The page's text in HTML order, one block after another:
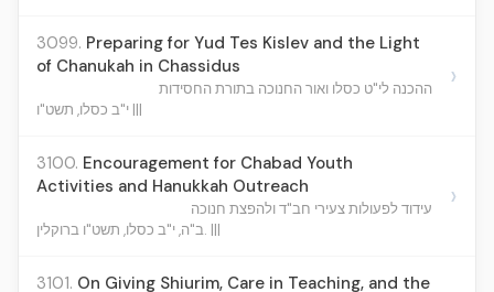
3099. Preparing for Yud Tes Kislev and the Light
of Chanukah in Chassidus
ההכנה לי"ט כסלו ואור החנוכה בתורת החסידות
י"ב כסלו, תשט"ו |||
›
3100. Encouragement for Chabad Youth
Activities and Hanukkah Outreach
עידוד לפעולות צעירי חב"ד ולהפצת חנוכה
ב"ה, י"ב כסלו, תשט"ו ברוקלין. |||
›
3101. On Giving Shiurim, Care in Teaching, and the